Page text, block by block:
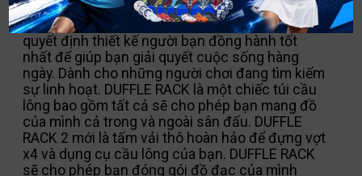
Chúng tôi biết rằng một số bạn phải đối mặt và
quản lý một lịch trình bận rộn. Vì vậy, chúng tôi
quyết định thiết kế người bạn đồng hành tốt
nhất để giúp bạn giải quyết cuộc sống hàng
ngày. Dành cho những người chơi đang tìm kiếm
sự linh hoạt. DUFFLE RACK là một chiếc túi cầu
lông bao gồm tất cả sẽ cho phép bạn mang đồ
của mình cả trong và ngoài sân đấu. DUFFLE
RACK 2 mới là tấm vải thô hoàn hảo để đựng vợt
x4 và dụng cụ cầu lông của bạn. DUFFLE RACK
sẽ cho phép bạn đóng gói đồ đạc của mình